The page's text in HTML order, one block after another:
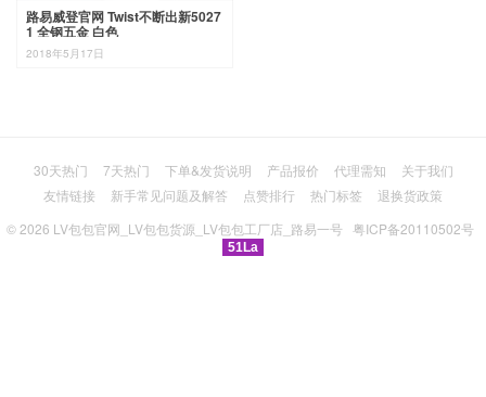
路易威登官网 Twist不断出新5027
1 全钢五金 白色
2018年5月17日
30天热门 7天热门 下单&发货说明 产品报价 代理需知
关于我们
友情链接
新手常见问题及解答 点赞排行 热门标签
退换货政策
© 2026 LV包包官网_LV包包货源_LV包包工厂店_路易一号 粤ICP备20110502号
51La